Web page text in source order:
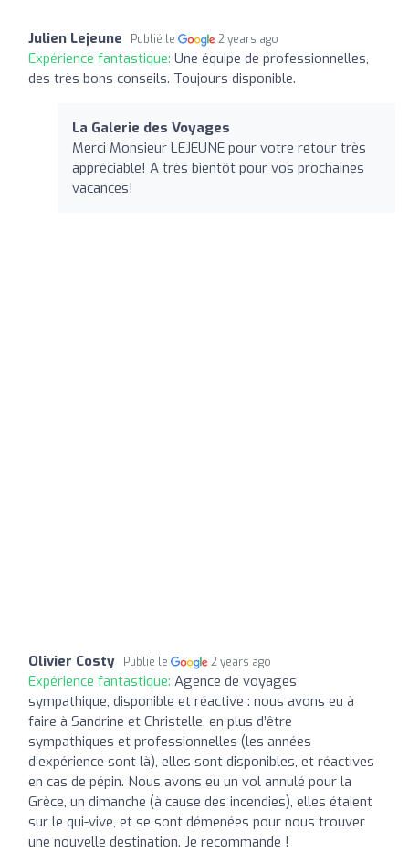
Julien Lejeune Publié le 2 years ago
Expérience fantastique: Une équipe de professionnelles,
des très bons conseils. Toujours disponible.
La Galerie des Voyages
Merci Monsieur LEJEUNE pour votre retour très
appréciable! A très bientôt pour vos prochaines
vacances!
Olivier Costy Publié le 2 years ago
Expérience fantastique: Agence de voyages
sympathique, disponible et réactive : nous avons eu à
faire à Sandrine et Christelle, en plus d’être
sympathiques et professionnelles (les années
d’expérience sont là), elles sont disponibles, et réactives
en cas de pépin. Nous avons eu un vol annulé pour la
Grèce, un dimanche (à cause des incendies), elles étaient
sur le qui-vive, et se sont démenées pour nous trouver
une nouvelle destination. Je recommande !